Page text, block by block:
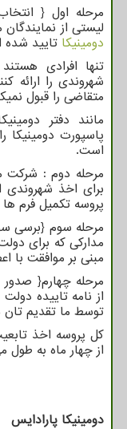
مرحله اول {
لیستی از
دومینیکا تایید شده
تنها افرادی
شهروندی را ارائه
متقاضی را قبول
مانند دفتر
پاسپورت دومینیکا
است.
مرحله دوم : شرکت
برای اخذ
پروسه تکمیل فرم
مدارکی که برای
مبنی بر موافقت با
مرحله چهارم{
از نامه تاییده
توسط ما تقدیم تان
کل پروسه اخذ
از چهار ماه به طول
دومینیکا پارادایس